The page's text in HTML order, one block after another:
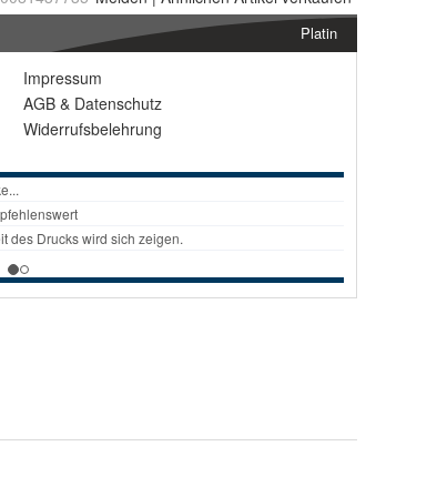
Platin
Impressum
AGB & Datenschutz
Widerrufsbelehrung